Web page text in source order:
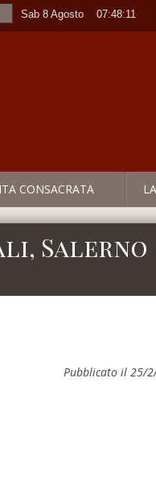
Sab 8 Agosto ----07:48:11
CONSACRATA
Salerno
Pubblicato il 25/